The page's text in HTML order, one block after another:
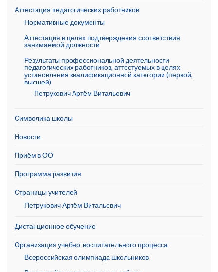
Аттестация педагогических работников
Нормативные документы
Аттестация в целях подтверждения соответствия
занимаемой должности
Результаты профессиональной деятельности
педагогических работников, аттестуемых в целях
установления квалификационной категории (первой,
высшей)
Петрукович Артём Витальевич
Символика школы
Новости
Приём в ОО
Программа развития
Страницы учителей
Петрукович Артём Витальевич
Дистанционное обучение
Организация учебно-воспитательного процесса
Всероссийская олимпиада школьников